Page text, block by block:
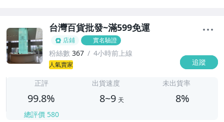
台灣百貨批發~滿599免運
店鋪 實名驗證
粉絲數 367 4小時前上線
人氣賣家 追蹤
正評
99.8%
總評價 580
出貨速度
8~9 天
未出貨率
8%